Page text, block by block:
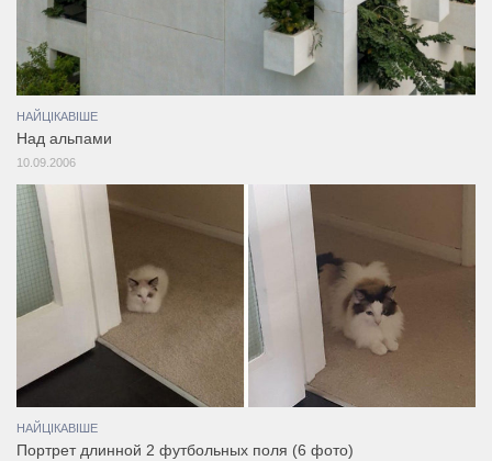
НАЙЦІКАВІШЕ
Над альпами
10.09.2006
НАЙЦІКАВІШЕ
Портрет длинной 2 футбольных поля (6 фото)